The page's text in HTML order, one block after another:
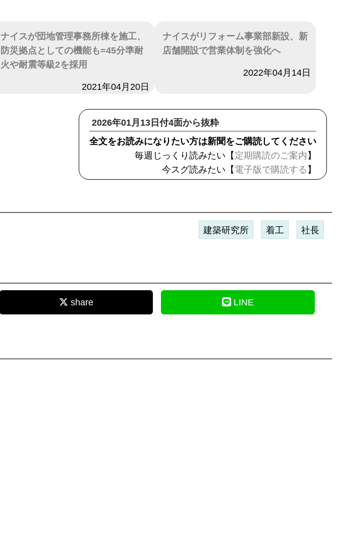
ナイスが団地管理事務所棟を施工、
防災拠点としての機能も=45分準耐
火や耐震等級2を採用
2021年04月20日
ナイスがリフォーム事業部新設、新
店舗開設で営業体制を強化へ
2022年04月14日
2026年01月13日付4面から抜粋
全文をお読みになりたい方は新聞をご購読してください
毎週じっくり読みたい【 定期購読のご案内 】
今スグ読みたい【 電子版で購読する 】
建築研究所 着工 社長
share LINE